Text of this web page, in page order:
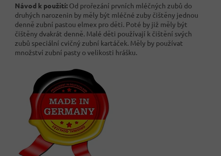
Návod k použití: Od prořezání prvních mléčných zubů do
druhých narozenin by měly být mléčné zuby čištěny jednou
denně zubní pastou elmex pro děti. Poté by již měly být
čištěny dvakrát denně. Malé děti používají k čištění svých
zubů speciální cvičný zubní kartáček. Měly by používat
množství zubní pasty o velikosti hrášku.